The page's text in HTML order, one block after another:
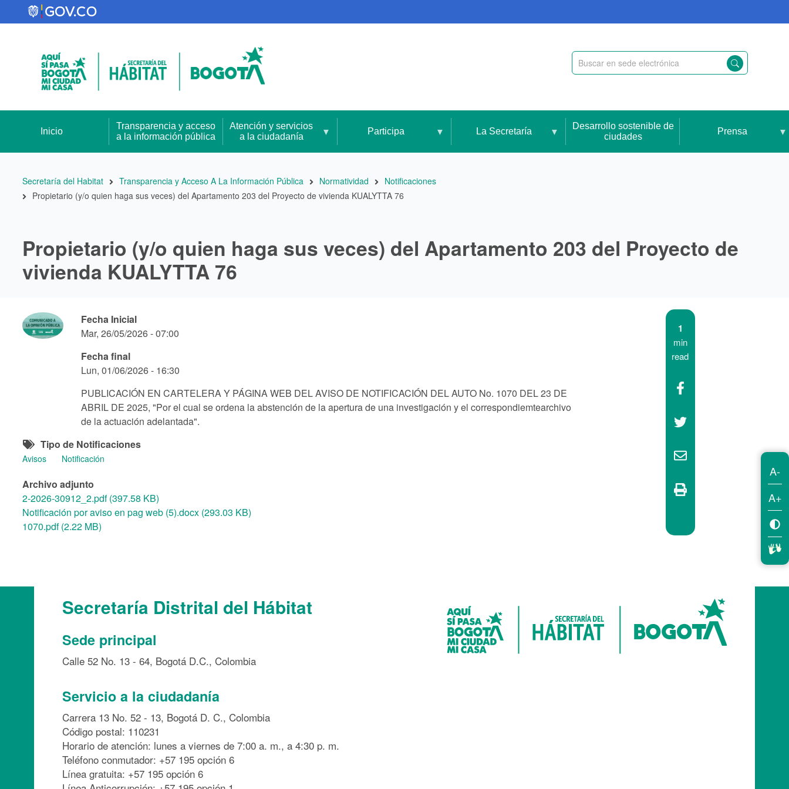
al
Inicio
Transparencia y acceso
a la información pública
Atención y servicios
a la ciudadanía
Participa La Secretaría
Desarrollo sostenible de
ciudades
Prensa
Ruta
de
Secretaría del Habitat Transparencia y Acceso A La Información Pública Normatividad
Notificaciones
Propietario (y/o quien haga sus veces) del Apartamento 203 del Proyecto de vivienda KUALYTTA 76
Propietario (y/o quien haga sus veces) del Apartamento 203 del Proyecto de
vivienda KUALYTTA 76
Fecha Inicial
Mar, 26/05/2026 - 07:00
Fecha final
Lun, 01/06/2026 - 16:30
PUBLICACIÓN EN CARTELERA Y PÁGINA WEB DEL AVISO DE NOTIFICACIÓN DEL AUTO No. 1070 DEL 23 DE
ABRIL DE 2025, "Por el cual se ordena la abstención de la apertura de una investigación y el correspondiemtearchivo
de la actuación adelantada".
Tipo de Notificaciones
Avisos Notificación
Archivo adjunto
2-2026-30912_2.pdf (397.58 KB)
Notificación por aviso en pag web (5).docx (293.03 KB)
1070.pdf (2.22 MB)
1
min
read
Secretaría Distrital del Hábitat
Sede principal
Calle 52 No. 13 - 64, Bogotá D.C., Colombia
Servicio a la ciudadanía
Carrera 13 No. 52 - 13, Bogotá D. C., Colombia
Código postal: 110231
Horario de atención: lunes a viernes de 7:00 a. m., a 4:30 p. m.
Teléfono conmutador: +57 195 opción 6
Línea gratuita: +57 195 opción 6
A-
A+